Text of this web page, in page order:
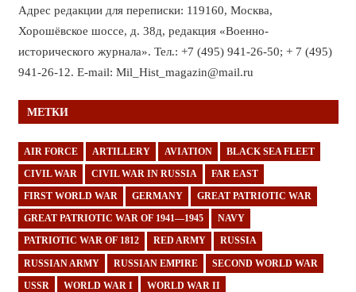
Адрес редакции для переписки: 119160, Москва,
Хорошёвское шоссе, д. 38д, редакция «Военно-
исторического журнала». Тел.: +7 (495) 941-26-50; + 7 (495)
941-26-12. E-mail: Mil_Hist_magazin@mail.ru
МЕТКИ
AIR FORCE ARTILLERY AVIATION BLACK SEA FLEET
CIVIL WAR CIVIL WAR IN RUSSIA FAR EAST
FIRST WORLD WAR GERMANY GREAT PATRIOTIC WAR
GREAT PATRIOTIC WAR OF 1941—1945 NAVY
PATRIOTIC WAR OF 1812 RED ARMY RUSSIA
RUSSIAN ARMY RUSSIAN EMPIRE SECOND WORLD WAR
USSR WORLD WAR I WORLD WAR II